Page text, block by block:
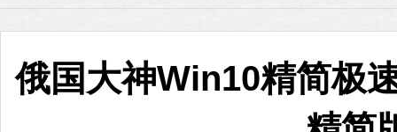
俄国大神Win10精简极